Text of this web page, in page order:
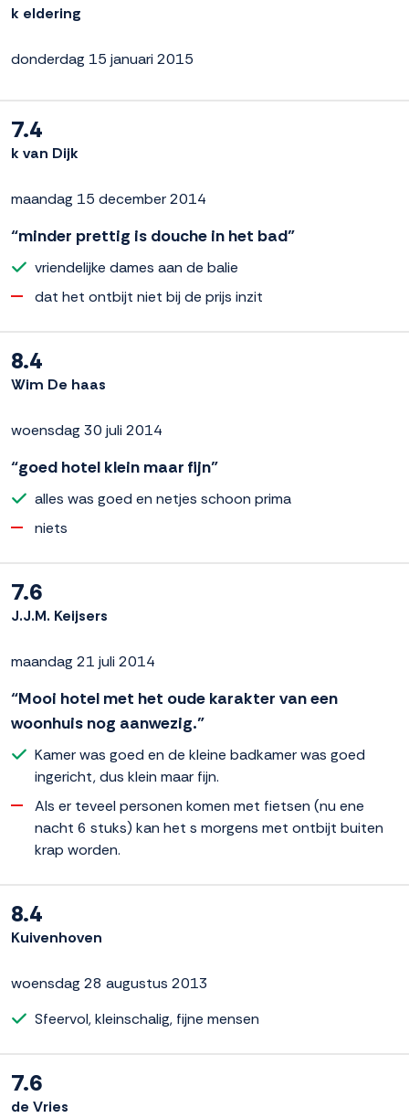
k eldering
donderdag 15 januari 2015
7.4
k van Dijk
maandag 15 december 2014
“minder prettig is douche in het bad”
vriendelijke dames aan de balie
dat het ontbijt niet bij de prijs inzit
8.4
Wim De haas
woensdag 30 juli 2014
“goed hotel klein maar fijn”
alles was goed en netjes schoon prima
niets
7.6
J.J.M. Keijsers
maandag 21 juli 2014
“Mooi hotel met het oude karakter van een
woonhuis nog aanwezig.”
Kamer was goed en de kleine badkamer was goed
ingericht, dus klein maar fijn.
Als er teveel personen komen met fietsen (nu ene
nacht 6 stuks) kan het s morgens met ontbijt buiten
krap worden.
8.4
Kuivenhoven
woensdag 28 augustus 2013
Sfeervol, kleinschalig, fijne mensen
7.6
de Vries